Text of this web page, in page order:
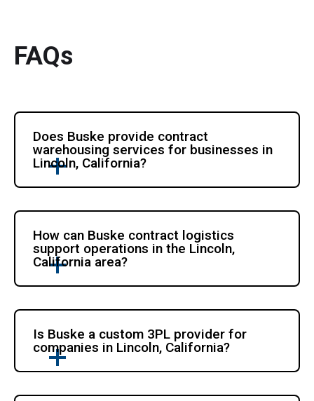
FAQs
Does Buske provide contract
warehousing services for businesses in
Lincoln, California?
How can Buske contract logistics
support operations in the Lincoln,
California area?
Is Buske a custom 3PL provider for
companies in Lincoln, California?